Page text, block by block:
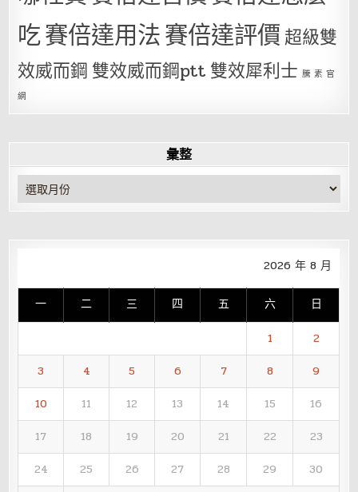
吃賽倍達用法賽倍達評價超級雙
效威而鋼 雙效威而鋼ptt 雙效犀利士 騰 素 官
網
彙整
彙
整
2026 年 8 月
一 二 三 四 五 六 日
1
2
3
4 5 6 7 8
9
10
11 12 13 14 15
16
17
18 19 20 21 22
23
24
25 26 27 28 29
30